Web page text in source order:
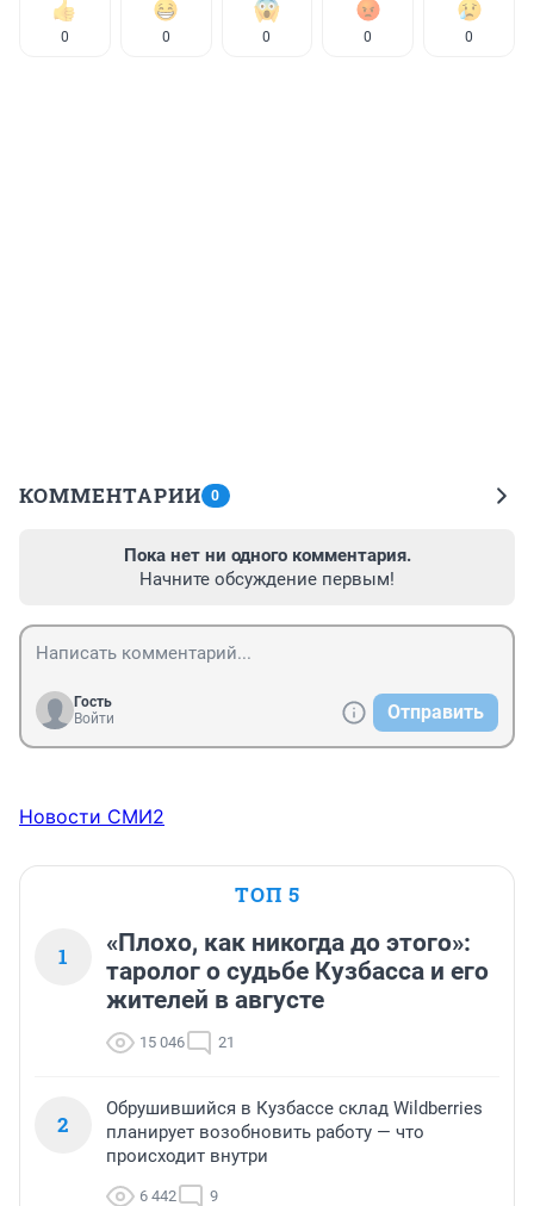
0 0 0 0 0
КОММЕНТАРИИ 0
Пока нет ни одного комментария.
Начните обсуждение первым!
Гость
Войти
Отправить
Новости СМИ2
ТОП 5
1
«Плохо, как никогда до этого»:
таролог о судьбе Кузбасса и его
жителей в августе
15 046 21
2
Обрушившийся в Кузбассе склад Wildberries
планирует возобновить работу — что
происходит внутри
6 442 9